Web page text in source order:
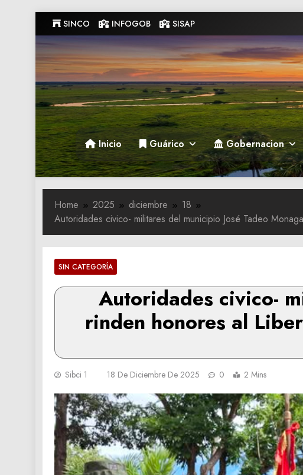
to
content
SINCO INFOGOB SISAP
Gobernacion de Guarico
Gobernacion de Guarico
Inicio Guárico Gobernacion
Home 2025 diciembre
18
Autoridades civico- militares del municipio José Tadeo
SIN CATEGORÍA
Autoridades civico-
rinden honores al
Sibci 1 18 De Diciembre De 2025 0 2 Mins